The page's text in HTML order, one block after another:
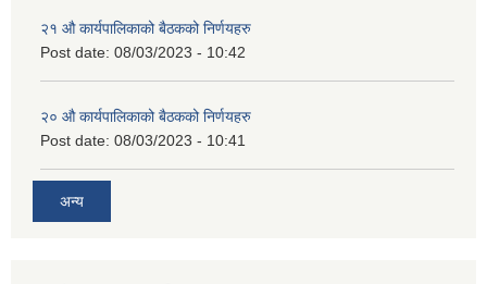
२‍१ औ कार्यपालिकाको बैठकको निर्णयहरु
Post date: 08/03/2023 - 10:42
२‍० औ कार्यपालिकाको बैठकको निर्णयहरु
Post date: 08/03/2023 - 10:41
अन्य